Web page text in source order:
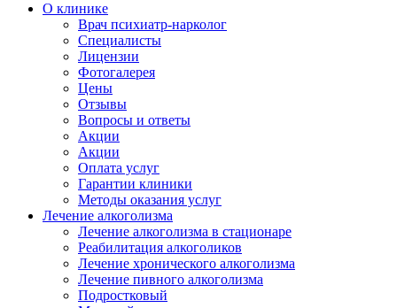
О клинике
Врач психиатр-нарколог
Специалисты
Лицензии
Фотогалерея
Цены
Отзывы
Вопросы и ответы
Акции
Акции
Оплата услуг
Гарантии клиники
Методы оказания услуг
Лечение алкоголизма
Лечение алкоголизма в стационаре
Реабилитация алкоголиков
Лечение хронического алкоголизма
Лечение пивного алкоголизма
Подростковый